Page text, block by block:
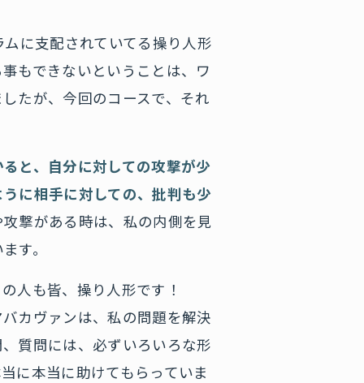
に支配されていてる操り人形
もできないということは、ワ
たが、今回のコースで、それ
と、自分に対しての攻撃が少
に相手に対しての、批判も少
撃がある時は、私の内側を見
す。
人も皆、操り人形です！
カヴァンは、私の問題を解決
質問には、必ずいろいろな形
に本当に助けてもらっていま